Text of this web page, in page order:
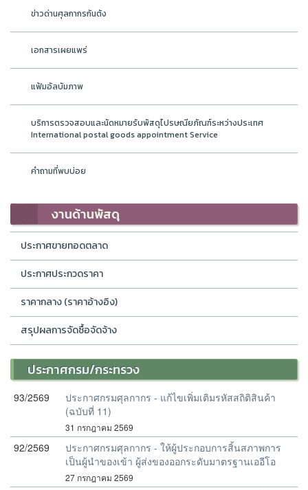
ข่าวด่านศุลกากรกันตัง
เอกสารเผยแพร่
แฟ้มอัลบัมภาพ
บริการตรวจสอบและนัดหมายรับพัสดุไปรษณียภัณฑ์ระหว่างประเทศ
International postal goods appointment Service
คำถามที่พบบ่อย
งานด้านพัสดุ
ประกาศขายทอดตลาด
ประกาศประกวดราคา
ราคากลาง (ราคาอ้างอิง)
สรุปผลการจัดซื้อจัดจ้าง
ประกาศกรม/กระทรวง
93/2569
ประกาศกรมศุลกากร - แก้ไขเพิ่มเติมรหัสสถิติสินค้า
(ฉบับที่ 11)
31 กรกฎาคม 2569
92/2569
ประกาศกรมศุลกากร - ให้ผู้ประกอบการสิ้นสภาพการ
เป็นผู้นำของเข้า ผู้ส่งของออกระดับมาตรฐานเออีโอ
27 กรกฎาคม 2569